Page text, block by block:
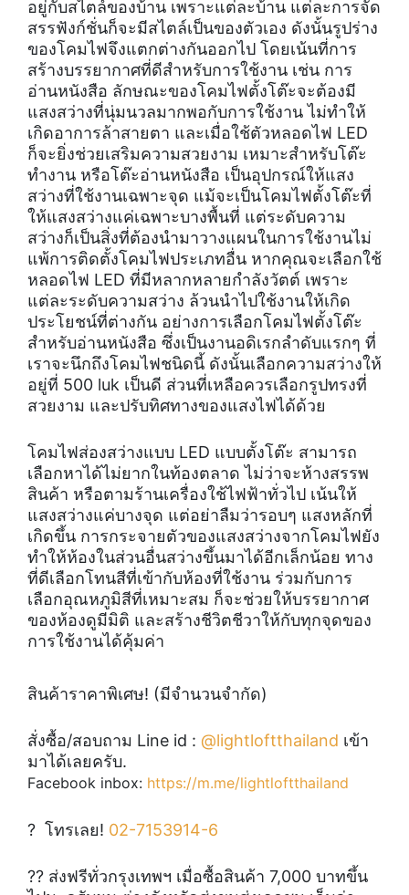
อยู่กับสไตล์ของบ้าน เพราะแต่ละบ้าน แต่ละการจัด
สรรฟังก์ชั่นก็จะมีสไตล์เป็นของตัวเอง ดังนั้นรูปร่าง
ของโคมไฟจึงแตกต่างกันออกไป โดยเน้นที่การ
สร้างบรรยากาศที่ดีสำหรับการใช้งาน เช่น การ
อ่านหนังสือ ลักษณะของโคมไฟตั้งโต๊ะจะต้องมี
แสงสว่างที่นุ่มนวลมากพอกับการใช้งาน ไม่ทำให้
เกิดอาการล้าสายตา และเมื่อใช้ตัวหลอดไฟ LED
ก็จะยิ่งช่วยเสริมความสวยงาม เหมาะสำหรับโต๊ะ
ทำงาน หรือโต๊ะอ่านหนังสือ เป็นอุปกรณ์ให้แสง
สว่างที่ใช้งานเฉพาะจุด แม้จะเป็นโคมไฟตั้งโต๊ะที่
ให้แสงสว่างแค่เฉพาะบางพื้นที่ แต่ระดับความ
สว่างก็เป็นสิ่งที่ต้องนำมาวางแผนในการใช้งานไม่
แพ้การติดตั้งโคมไฟประเภทอื่น หากคุณจะเลือกใช้
หลอดไฟ LED ที่มีหลากหลายกำลังวัตต์ เพราะ
แต่ละระดับความสว่าง ล้วนนำไปใช้งานให้เกิด
ประโยชน์ที่ต่างกัน อย่างการเลือกโคมไฟตั้งโต๊ะ
สำหรับอ่านหนังสือ ซึ่งเป็นงานอดิเรกลำดับแรกๆ ที่
เราจะนึกถึงโคมไฟชนิดนี้ ดังนั้นเลือกความสว่างให้
อยู่ที่ 500 luk เป็นดี ส่วนที่เหลือควรเลือกรูปทรงที่
สวยงาม และปรับทิศทางของแสงไฟได้ด้วย
โคมไฟส่องสว่างแบบ LED แบบตั้งโต๊ะ สามารถ
เลือกหาได้ไม่ยากในท้องตลาด ไม่ว่าจะห้างสรรพ
สินค้า หรือตามร้านเครื่องใช้ไฟฟ้าทั่วไป เน้นให้
แสงสว่างแค่บางจุด แต่อย่าลืมว่ารอบๆ แสงหลักที่
เกิดขึ้น การกระจายตัวของแสงสว่างจากโคมไฟยัง
ทำให้ห้องในส่วนอื่นสว่างขึ้นมาได้อีกเล็กน้อย ทาง
ที่ดีเลือกโทนสีที่เข้ากับห้องที่ใช้งาน ร่วมกับการ
เลือกอุณหภูมิสีที่เหมาะสม ก็จะช่วยให้บรรยากาศ
ของห้องดูมีมิติ และสร้างชีวิตชีวาให้กับทุกจุดของ
การใช้งานได้คุ้มค่า
สินค้าราคาพิเศษ! (มีจำนวนจำกัด)
สั่งซื้อ/สอบถาม Line id : @lightloftthailand เข้า
มาได้เลยครับ.
Facebook inbox: https://m.me/lightloftthailand
? โทรเลย! 02-7153914-6
?? ส่งฟรีทั่วกรุงเทพฯ เมื่อซื้อสินค้า 7,000 บาทขึ้น